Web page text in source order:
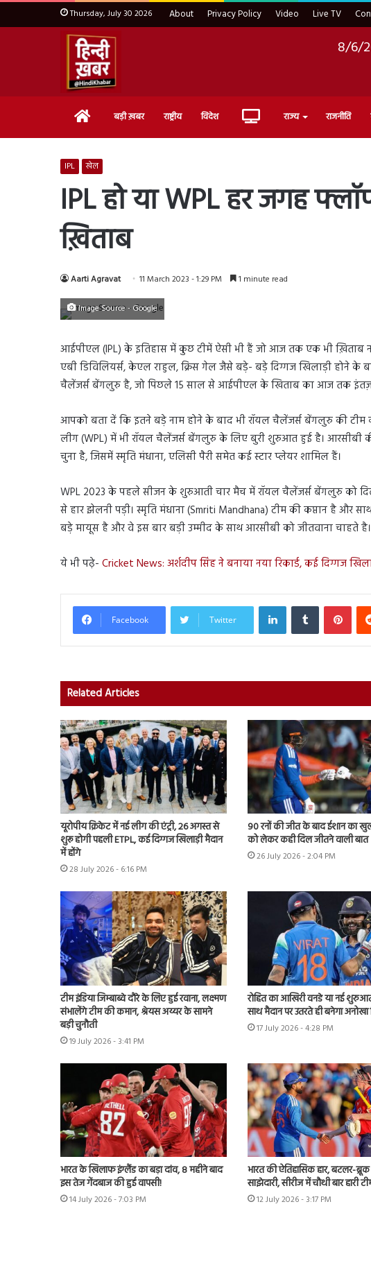
Thursday, July 30 2026 About Privacy Policy Video Live TV
8/6/
Home बड़ी ख़बर राष्ट्रीय विदेश Live राज्य राजनीति
IPL खेल
IPL हो या WPL हर जगह
ख़िताब
Aarti Agravat 11 March 2023 - 1:29 PM 1 minute read
Image Source - Google
आईपीएल (IPL) के इतिहास में कुछ टीमें ऐसी भी हैं जो आज तक एक भी ख़िताब
एबी डिविलियर्स, केएल राहुल, क्रिस गेल जैसे बड़े- बड़े दिग्गज खिलाड़ी होने के
चैलेंजर्स बेंगलुरु है, जो पिछले 15 साल से आईपीएल के खिताब का आज तक
आपको बता दें कि इतने बड़े नाम होने के बाद भी रॉयल चैलेंजर्स बेंगलुरु की टीम
लीग (WPL) में भी रॉयल चैलेंजर्स बेंगलुरु के लिए बुरी शुरुआत हुई है। आरसीबी
चुना है, जिसमें स्मृति मंधाना, एलिसी पैरी समेत कई स्टार प्लेयर शामिल हैं।
WPL 2023 के पहले सीजन के शुरुआती चार मैच में रॉयल चैलेंजर्स बेंगलुरु को
से हार झेलनी पड़ी। स्मृति मंधाना (Smriti Mandhana) टीम की कप्तान है और
बड़े मायूस है और वे इस बार बड़ी उम्मीद के साथ आरसीबी को जीतवाना चाहते है।
ये भी पढ़े- Cricket News: अर्शदीप सिंह ने बनाया नया रिकार्ड, कई दिग्गज
Facebook Twitter
LinkedInTumblr
Related Articles
यूरोपीय क्रिकेट में नई लीग की एंट्री, 26 अगस्त से
शुरू होगी पहली ETPL, कई दिग्गज खिलाड़ी मैदान
में होंगे
28 July 2026 - 6:16 PM
90 रनों की जीत के बाद ईशान का
को लेकर कही दिल जीतने वाली बात
26 July 2026 - 2:04 PM
टीम इंडिया जिम्बाब्वे दौरे के लिए हुई रवाना, लक्ष्मण
संभालेंगे टीम की कमान, श्रेयस अय्यर के सामने
बड़ी चुनौती
19 July 2026 - 3:41 PM
रोहित का आखिरी वनडे या नई
साथ मैदान पर उतरते ही बनेगा अनोखा
17 July 2026 - 4:28 PM
भारत के खिलाफ इंग्लैंड का बड़ा दांव, 8 महीने बाद
इस तेज गेंदबाज की हुई वापसी!
14 July 2026 - 7:03 PM
भारत की ऐतिहासिक हार, बटलर-ब्रूक
साझेदारी, सीरीज में चौथी बार हारी
12 July 2026 - 3:17 PM